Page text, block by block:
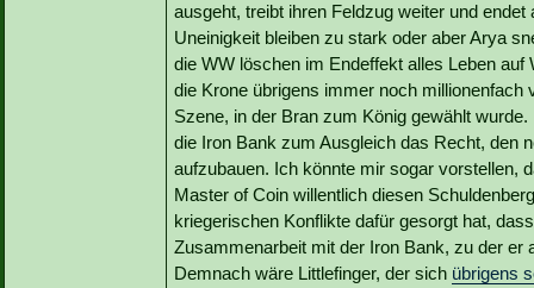
ausgeht, treibt ihren Feldzug weiter und
Uneinigkeit bleiben zu stark oder aber Arya
die WW löschen im Endeffekt alles Leben
die Krone übrigens immer noch
Szene, in der Bran zum König gewählt
die Iron Bank zum Ausgleich das Recht, den
aufzubauen. Ich könnte mir sogar vorstellen,
Master of Coin willentlich diesen
kriegerischen Konflikte dafür gesorgt hat,
Zusammenarbeit mit der Iron Bank, zu der er
Demnach wäre Littlefinger, der sich übrigens